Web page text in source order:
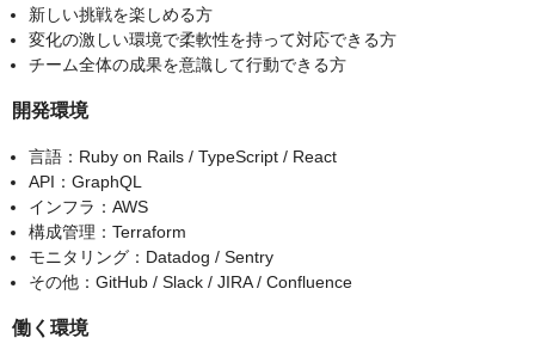
新しい挑戦を楽しめる方
変化の激しい環境で柔軟性を持って対応できる方
チーム全体の成果を意識して行動できる方
開発環境
言語：Ruby on Rails / TypeScript / React
API：GraphQL
インフラ：AWS
構成管理：Terraform
モニタリング：Datadog / Sentry
その他：GitHub / Slack / JIRA / Confluence
働く環境